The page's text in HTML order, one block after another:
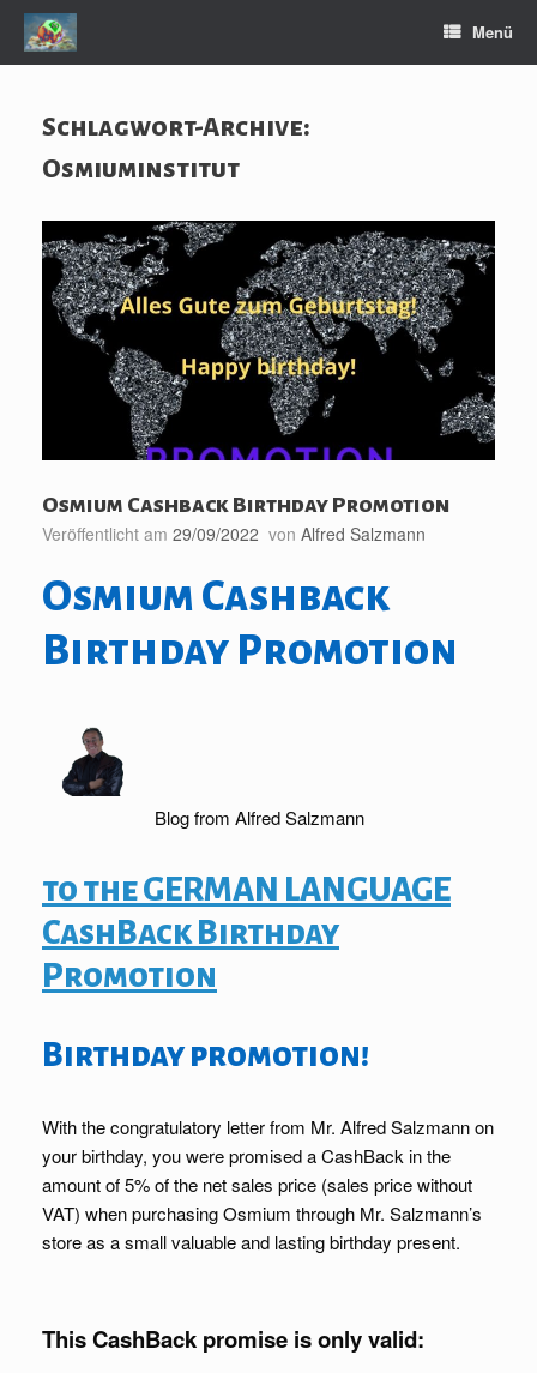
Zum
Inhalt
springen
Menü
Schlagwort-Archive:
Osmiuminstitut
Osmium Cashback Birthday Promotion
Veröffentlicht am 29/09/2022 von Alfred Salzmann
Osmium Cashback
Birthday Promotion
Blog from Alfred Salzmann
to the GERMAN LANGUAGE
CashBack Birthday
Promotion
Birthday promotion!
With the congratulatory letter from Mr. Alfred Salzmann on
your birthday, you were promised a CashBack in the
amount of 5% of the net sales price (sales price without
VAT) when purchasing Osmium through Mr. Salzmann’s
store as a small valuable and lasting birthday present.
This CashBack promise is only valid: